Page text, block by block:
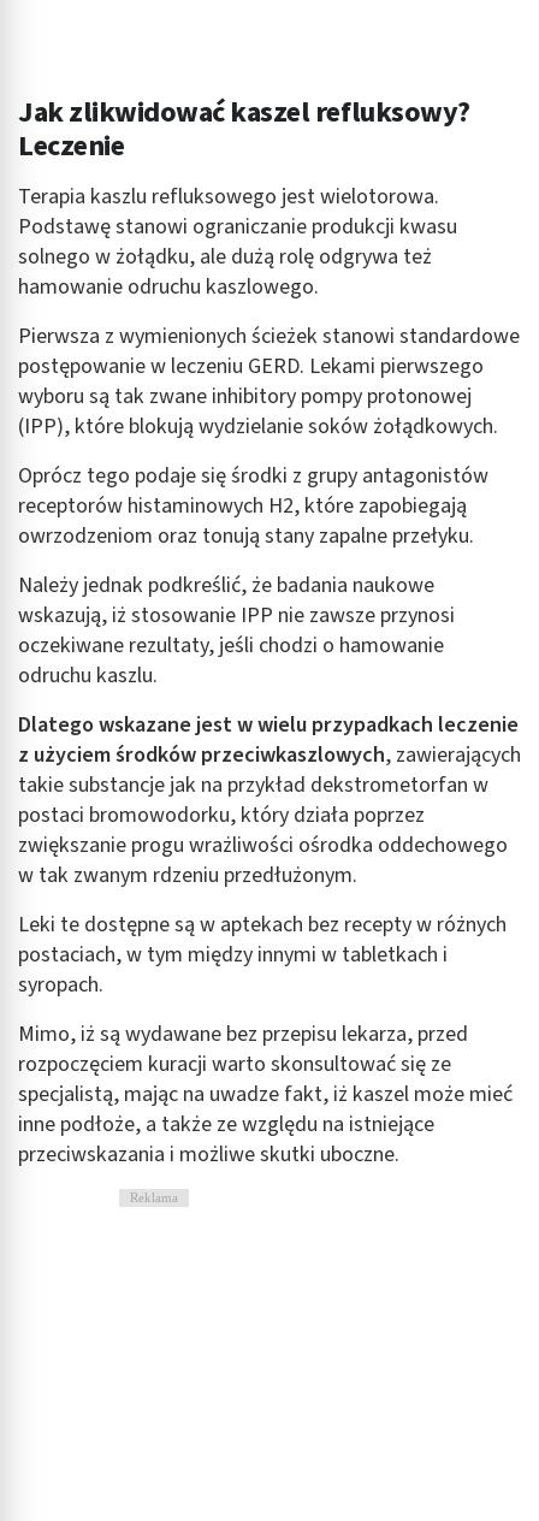
Jak zlikwidować kaszel refluksowy?
Leczenie
Terapia kaszlu refluksowego jest wielotorowa.
Podstawę stanowi ograniczanie produkcji kwasu
solnego w żołądku, ale dużą rolę odgrywa też
hamowanie odruchu kaszlowego.
Pierwsza z wymienionych ścieżek stanowi standardowe
postępowanie w leczeniu GERD. Lekami pierwszego
wyboru są tak zwane inhibitory pompy protonowej
(IPP), które blokują wydzielanie soków żołądkowych.
Oprócz tego podaje się środki z grupy antagonistów
receptorów histaminowych H2, które zapobiegają
owrzodzeniom oraz tonują stany zapalne przełyku.
Należy jednak podkreślić, że badania naukowe
wskazują, iż stosowanie IPP nie zawsze przynosi
oczekiwane rezultaty, jeśli chodzi o hamowanie
odruchu kaszlu.
Dlatego wskazane jest w wielu przypadkach leczenie
z użyciem środków przeciwkaszlowych, zawierających
takie substancje jak na przykład dekstrometorfan w
postaci bromowodorku, który działa poprzez
zwiększanie progu wrażliwości ośrodka oddechowego
w tak zwanym rdzeniu przedłużonym.
Leki te dostępne są w aptekach bez recepty w różnych
postaciach, w tym między innymi w tabletkach i
syropach.
Mimo, iż są wydawane bez przepisu lekarza, przed
rozpoczęciem kuracji warto skonsultować się ze
specjalistą, mając na uwadze fakt, iż kaszel może mieć
inne podłoże, a także ze względu na istniejące
przeciwskazania i możliwe skutki uboczne.
Reklama